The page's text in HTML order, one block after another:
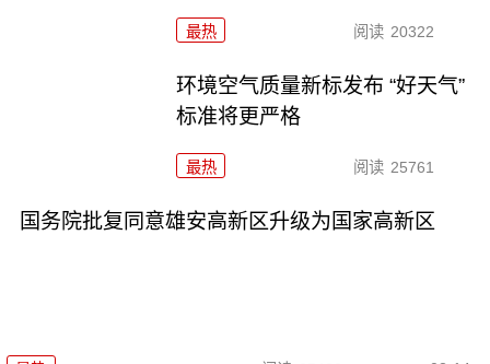
最热 阅读 20322
环境空气质量新标发布 “好天气”
标准将更严格
最热 阅读 25761
国务院批复同意雄安高新区升级为国家高新区